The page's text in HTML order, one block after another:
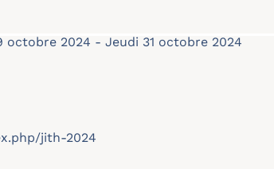
octobre 2024 - Jeudi 31 octobre 2024
jith-2024